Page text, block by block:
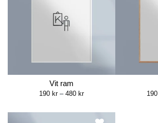
Vit ram
190 kr – 480 krPrice
through
480 kr
190